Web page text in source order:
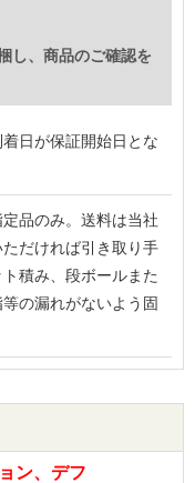
し、商品のご確認を
日が保証開始日とな
定品のみ。送料は当社
だければ引き取り手
積み、段ボールまた
の漏れがないよう固
ン、デフ